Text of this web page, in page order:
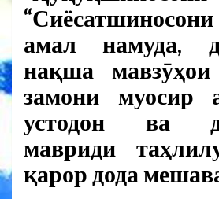
амал намуда,
нақша
замони муосир
устодон ва
мавриди
қарор дода